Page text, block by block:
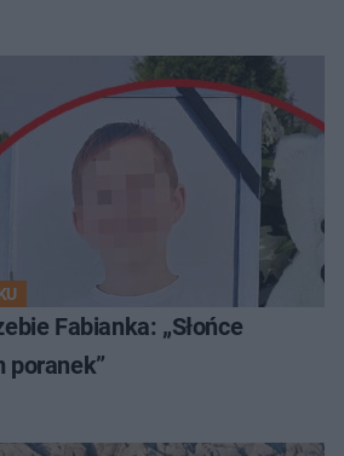
Fabianka: „Słońce
poranek”